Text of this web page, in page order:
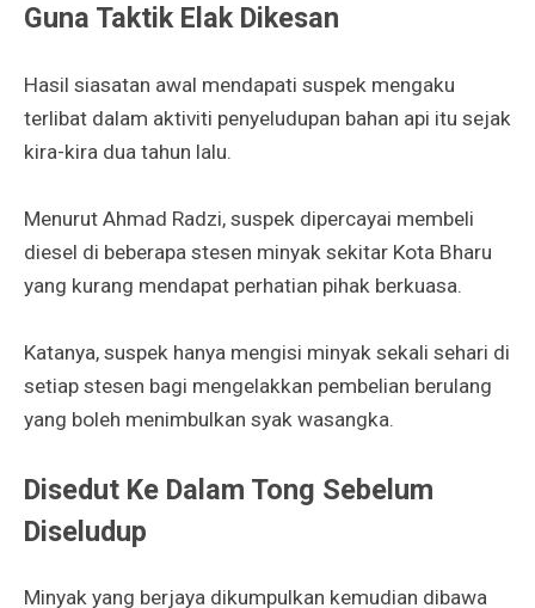
Guna Taktik Elak Dikesan
Hasil siasatan awal mendapati suspek mengaku
terlibat dalam aktiviti penyeludupan bahan api itu sejak
kira-kira dua tahun lalu.
Menurut Ahmad Radzi, suspek dipercayai membeli
diesel di beberapa stesen minyak sekitar Kota Bharu
yang kurang mendapat perhatian pihak berkuasa.
Katanya, suspek hanya mengisi minyak sekali sehari di
setiap stesen bagi mengelakkan pembelian berulang
yang boleh menimbulkan syak wasangka.
Disedut Ke Dalam Tong Sebelum
Diseludup
Minyak yang berjaya dikumpulkan kemudian dibawa